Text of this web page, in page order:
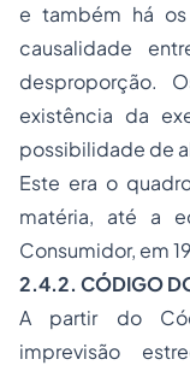
e também há
causalidade
desproporção.
existência da
possibilidade de
Este era o
matéria, até a
Consumidor, em
2.4.2. CÓDIGO
A partir do
imprevisão